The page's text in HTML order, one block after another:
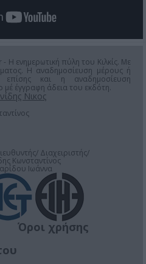
Η ενημερωτική πύλη του Κιλκίς. Με
Η αναδημοσίευση μέρους ή
και η αναδημοσίευση
μέ έγγραφη άδεια του εκδότη.
Νικος
Διαχειριστής/
Κωνσταντίνος
Ιωάννα
Όροι χρήσης